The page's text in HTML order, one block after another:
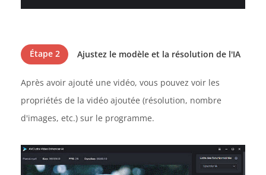
Étape 2 Ajustez le modèle et la résolution de l'IA
Après avoir ajouté une vidéo, vous pouvez voir les
propriétés de la vidéo ajoutée (résolution, nombre
d'images, etc.) sur le programme.